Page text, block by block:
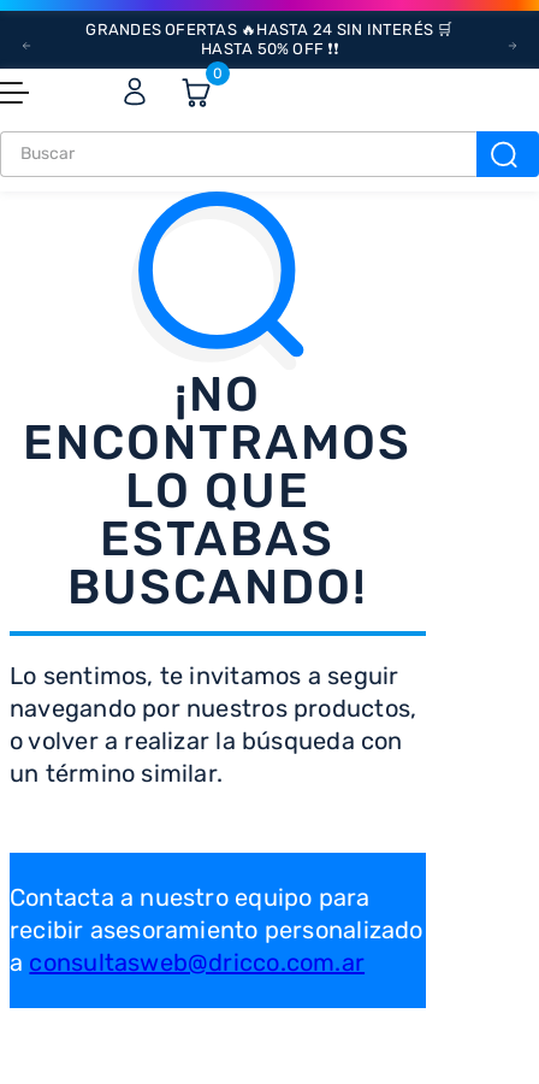
GRANDES OFERTAS 🔥HASTA 24 SIN INTERÉS 🛒
HASTA 50% OFF ❗❗
Buscar
¡NO
ENCONTRAMOS
LO QUE
ESTABAS
BUSCANDO!
Lo sentimos, te invitamos a seguir
navegando por nuestros productos,
o volver a realizar la búsqueda con
Contacta a nuestro equipo para
recibir asesoramiento personalizado
aconsultasweb@dricco.com.ar